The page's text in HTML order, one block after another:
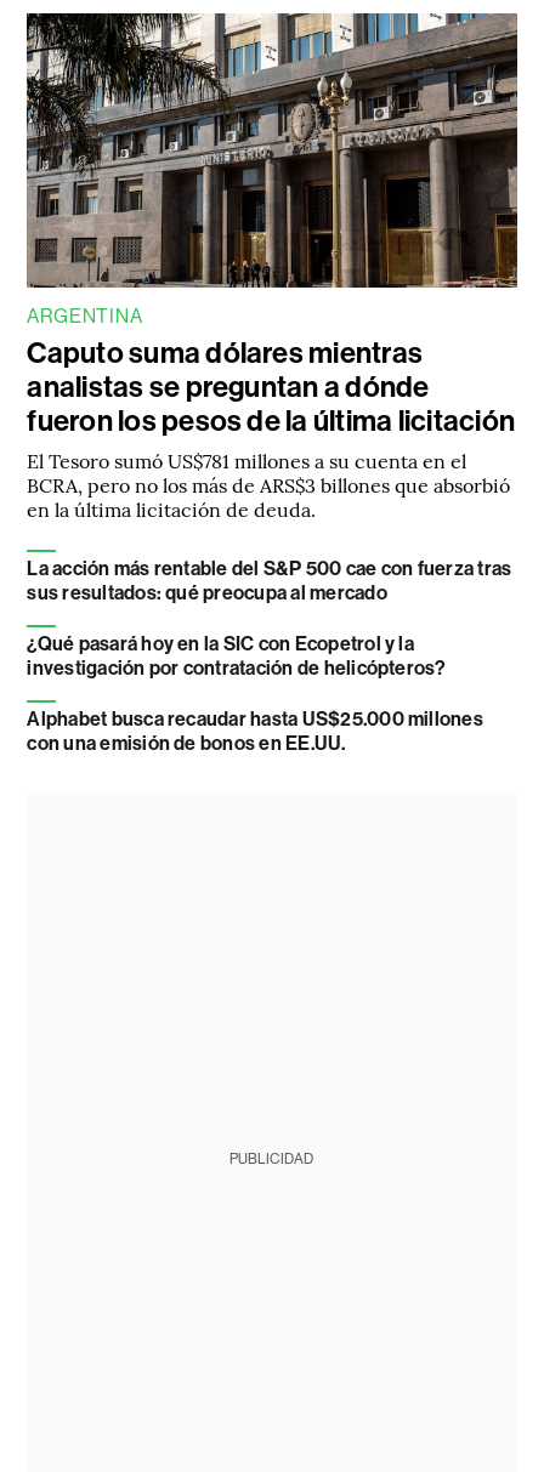
ARGENTINA
Caputo suma dólares mientras
analistas se preguntan a dónde
fueron los pesos de la última licitación
El Tesoro sumó US$781 millones a su cuenta en el
BCRA, pero no los más de ARS$3 billones que absorbió
en la última licitación de deuda.
La acción más rentable del S&P 500 cae con fuerza tras
sus resultados: qué preocupa al mercado
¿Qué pasará hoy en la SIC con Ecopetrol y la
investigación por contratación de helicópteros?
Alphabet busca recaudar hasta US$25.000 millones
con una emisión de bonos en EE.UU.
PUBLICIDAD